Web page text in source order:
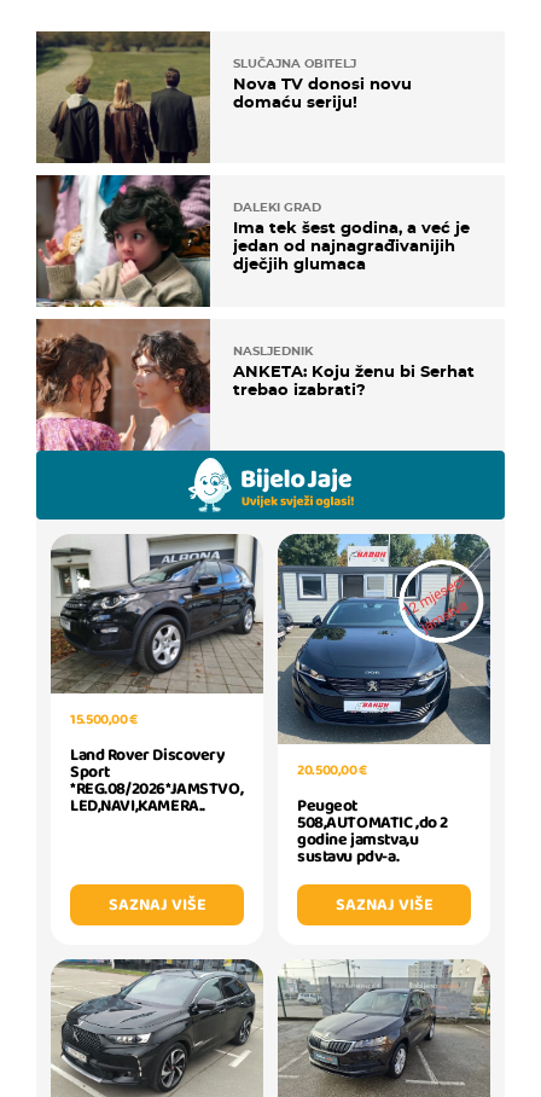
SLUČAJNA OBITELJ
Nova TV donosi novu
domaću seriju!
DALEKI GRAD
Ima tek šest godina, a već je
jedan od najnagrađivanijih
dječjih glumaca
NASLJEDNIK
ANKETA: Koju ženu bi Serhat
trebao izabrati?
15.500,00 €
Land Rover Discovery
Sport
*REG.08/2026*JAMSTVO,
LED,NAVI,KAMERA..
SAZNAJ VIŠE
20.500,00 €
Peugeot
508,AUTOMATIC ,do 2
godine jamstva,u
sustavu pdv-a.
SAZNAJ VIŠE